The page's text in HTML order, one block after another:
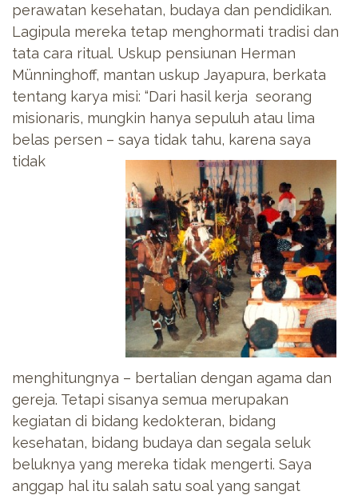
perawatan kesehatan, budaya dan pendidikan.
Lagipula mereka tetap menghormati tradisi dan
tata cara ritual. Uskup pensiunan Herman
Münninghoff, mantan uskup Jayapura, berkata
tentang karya misi: “Dari hasil kerja seorang
misionaris, mungkin hanya sepuluh atau lima
belas persen – saya tidak tahu, karena saya
tidak
menghitungnya – bertalian dengan agama dan
gereja. Tetapi sisanya semua merupakan
kegiatan di bidang kedokteran, bidang
kesehatan, bidang budaya dan segala seluk
beluknya yang mereka tidak mengerti. Saya
anggap hal itu salah satu soal yang sangat